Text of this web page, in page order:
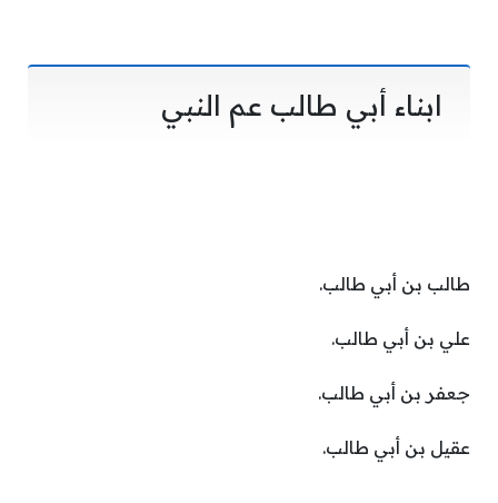
ابناء أبي طالب عم النبي
طالب بن أبي طالب.
علي بن أبي طالب.
جعفر بن أبي طالب.
عقيل بن أبي طالب.